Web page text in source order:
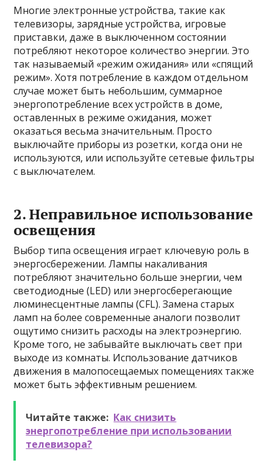
Многие электронные устройства, такие как
телевизоры, зарядные устройства, игровые
приставки, даже в выключенном состоянии
потребляют некоторое количество энергии. Это
так называемый «режим ожидания» или «спящий
режим». Хотя потребление в каждом отдельном
случае может быть небольшим, суммарное
энергопотребление всех устройств в доме,
оставленных в режиме ожидания, может
оказаться весьма значительным. Просто
выключайте приборы из розетки, когда они не
используются, или используйте сетевые фильтры
с выключателем.
2. Неправильное использование
освещения
Выбор типа освещения играет ключевую роль в
энергосбережении. Лампы накаливания
потребляют значительно больше энергии, чем
светодиодные (LED) или энергосберегающие
люминесцентные лампы (CFL). Замена старых
ламп на более современные аналоги позволит
ощутимо снизить расходы на электроэнергию.
Кроме того, не забывайте выключать свет при
выходе из комнаты. Использование датчиков
движения в малопосещаемых помещениях также
может быть эффективным решением.
Читайте также: Как снизить
энергопотребление при использовании
телевизора?